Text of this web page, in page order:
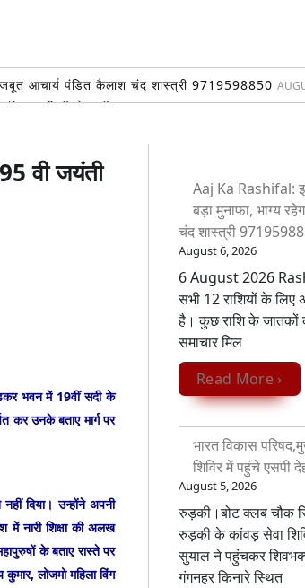
आचार्य पंडित कैलाश चंद शास्त्री 9719598850
की सेवा कीAUGUST 5, 2026
पार्क में एक वृक्ष मां के नाम कार्यक्रम के अंतर्गत
AUGUST 5, 2026
वी जयंती
भवन में 19वीं सदी के
कर उनके बताए मार्ग पर
दिया। उन्होंने अपनी
में नारी शिक्षा की अलख
के बताए रास्ते पर
लोजमो महिला विंग
Aaj Ka Rashifal:
बड़ा मुनाफा, भाग्य
चंद शास्त्री
August 6, 2026
6 August 2026
सभी 12 राशियों के
है। कुछ राशि के जातकों
समाचार मिल
Read More ›
भारत विकास
शिविर में पहुंचे एसपी
August 5, 2026
रुड़की।बोट क्लब चौक
रुड़की के कांवड़ सेवा
सुयाल ने पहुंचकर
गंगनहर किनारे स्थित